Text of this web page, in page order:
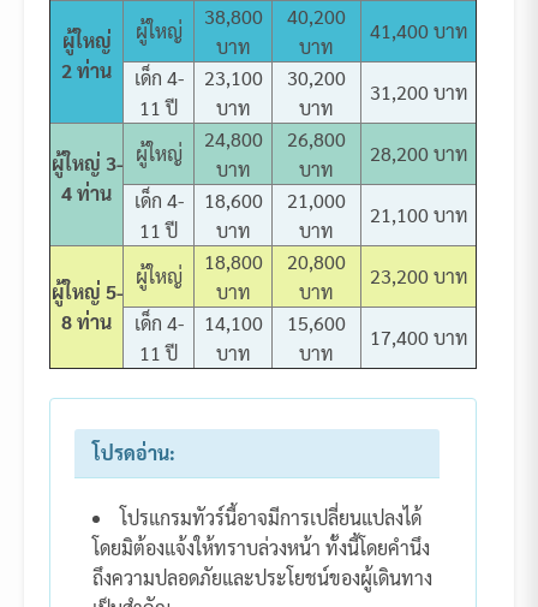
ผู้ใหญ่
2 ท่าน
ผู้ใหญ่
38,800
บาท
40,200
บาท
41,400 บาท
เด็ก 4-
11 ปี
23,100
บาท
30,200
บาท
31,200 บาท
ผู้ใหญ่ 3-
4 ท่าน
ผู้ใหญ่
24,800
บาท
26,800
บาท
28,200 บาท
เด็ก 4-
11 ปี
18,600
บาท
21,000
บาท
21,100 บาท
ผู้ใหญ่ 5-
8 ท่าน
ผู้ใหญ่
18,800
บาท
20,800
บาท
23,200 บาท
เด็ก 4-
11 ปี
14,100
บาท
15,600
บาท
17,400 บาท
โปรดอ่าน:
โปรแกรมทัวร์นี้อาจมีการเปลี่ยนแปลงได้
โดยมิต้องแจ้งให้ทราบล่วงหน้า ทั้งนี้โดยคำนึง
ถึงความปลอดภัยและประโยชน์ของผู้เดินทาง